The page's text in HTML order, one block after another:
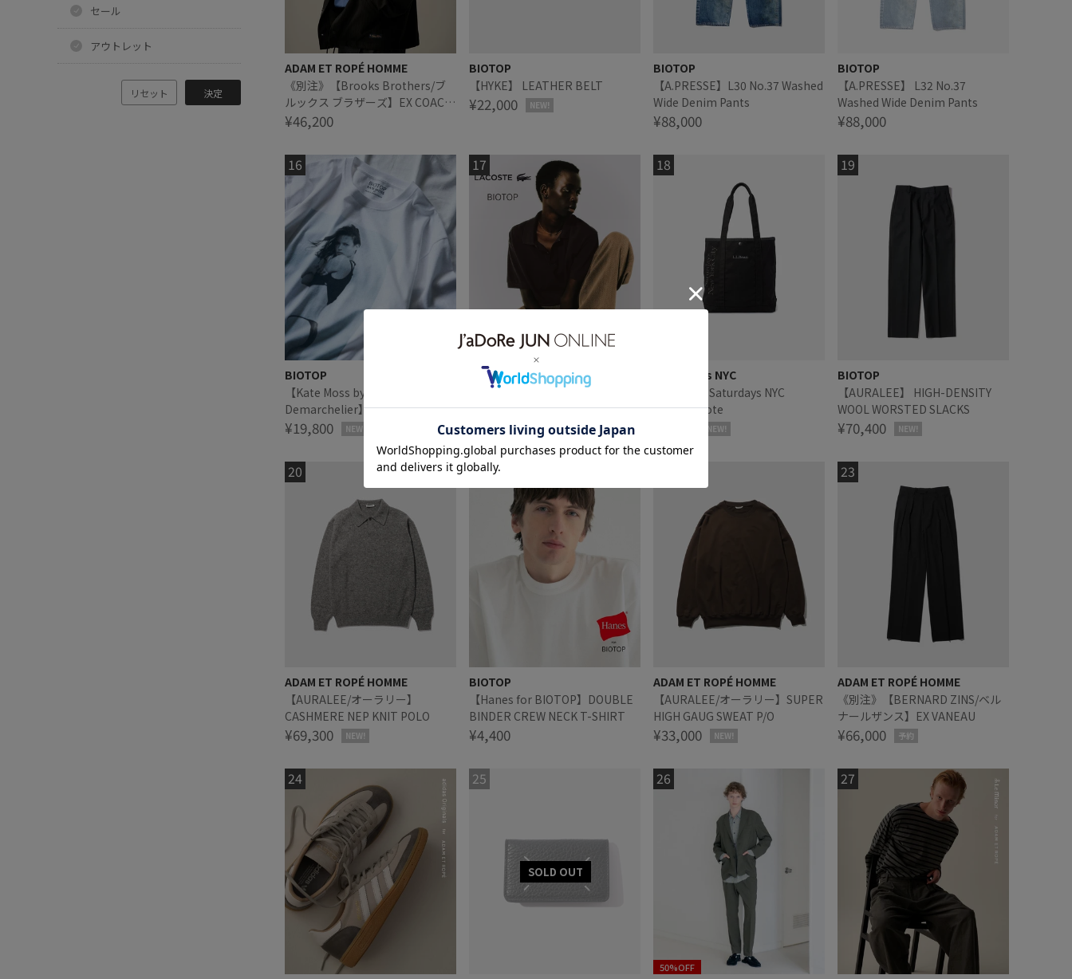
セール
アウトレット
リセット 決定
ADAM ET ROPÉ HOMME
《別注》【Brooks Brothers/ブ
ルックス ブラザーズ】EX COACH
JKT
¥46,200
BIOTOP
【HYKE】 LEATHER BELT
¥22,000 NEW!
BIOTOP
【A.PRESSE】L30 No.37 Washed
Wide Denim Pants
¥88,000
BIOTOP
【A.PRESSE】 L32 No.37
Washed Wide Denim Pants
¥88,000
BIOTOP
【Kate Moss by Patrick
Demarchelier】 Photo T-shirts
26SS vol.2
¥19,800 NEW!
BIOTOP
【LACOSTE for BIOTOP】
L.12.12
¥19,800
Saturdays NYC
L.L.Bean x Saturdays NYC
Grocery Tote
NEW!
BIOTOP
【AURALEE】 HIGH-DENSITY
WOOL WORSTED SLACKS
¥70,400 NEW!
ADAM ET ROPÉ HOMME
【AURALEE/オーラリー】
CASHMERE NEP KNIT POLO
¥69,300 NEW!
BIOTOP
【Hanes for BIOTOP】DOUBLE
BINDER CREW NECK T-SHIRT
¥4,400
ADAM ET ROPÉ HOMME
【AURALEE/オーラリー】SUPER
HIGH GAUG SWEAT P/O
¥33,000 NEW!
ADAM ET ROPÉ HOMME
《別注》【BERNARD ZINS/ベル
ナールザンス】EX VANEAU
¥66,000 予約
50%OFF